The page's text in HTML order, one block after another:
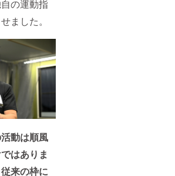
の運動指
ました。
動は順風
はありま
来の枠に